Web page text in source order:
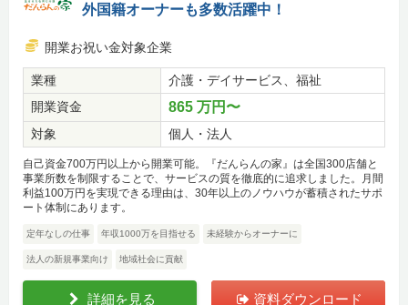
外国籍オーナーも多数活躍中！
開業お祝い金対象企業
業種
介護・デイサービス、福祉
開業資金
865 万円〜
対象 個人・法人
自己資金700万円以上から開業可能。『だんらんの家』は全国300店舗と
事業所数を制限することで、サービスの質を徹底的に追求しました。月間
利益100万円を実現できる理由は、30年以上のノウハウが蓄積されたサポ
ート体制にあります。
定年なしの仕事 年収1000万を目指せる 未経験からオーナーに
法人の新規事業向け 地域社会に貢献
詳細を見る 資料ダウンロード